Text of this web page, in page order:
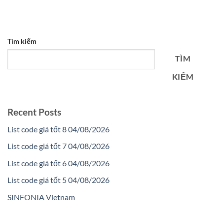
Tìm kiếm
TÌM
KIẾM
Recent Posts
List code giá tốt 8 04/08/2026
List code giá tốt 7 04/08/2026
List code giá tốt 6 04/08/2026
List code giá tốt 5 04/08/2026
SINFONIA Vietnam